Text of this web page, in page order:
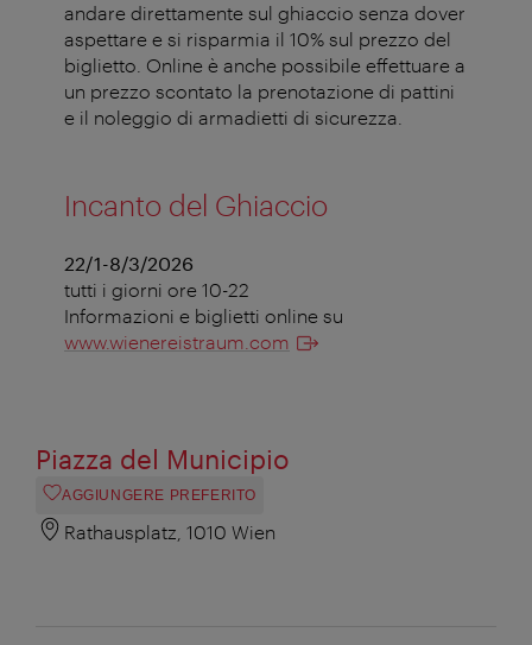
andare direttamente sul ghiaccio senza dover
aspettare e si risparmia il 10% sul prezzo del
biglietto. Online è anche possibile effettuare a
un prezzo scontato la prenotazione di pattini
e il noleggio di armadietti di sicurezza.
Incanto del Ghiaccio
22/1-8/3/2026
tutti i giorni ore 10-22
Informazioni e biglietti online su
www.wienereistraum.com
Piazza del Municipio
AGGIUNGERE PREFERITO
Rathausplatz, 1010 Wien